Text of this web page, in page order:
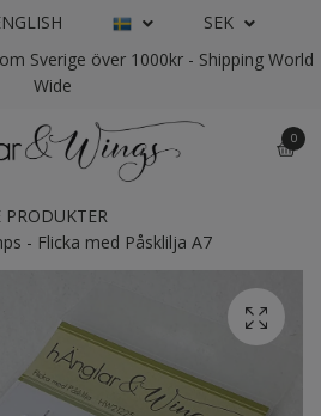
SEK
Sverige över 1000kr - Shipping World
Wide
0
PRODUKTER
- Flicka med Påsklilja A7